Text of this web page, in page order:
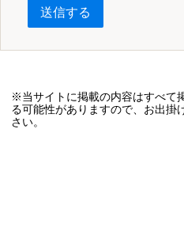
送信する
※当サイトに掲載の内容はすべて
る可能性がありますので、お出掛
さい。